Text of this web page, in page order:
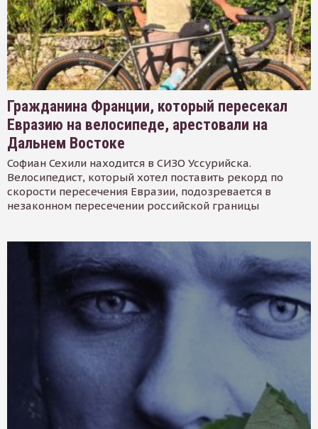
Гражданина Франции, который пересекал
Евразию на велосипеде, арестовали на
Дальнем Востоке
Софиан Сехили находится в СИЗО Уссурийска.
Велосипедист, который хотел поставить рекорд по
скорости пересечения Евразии, подозревается в
незаконном пересечении российской границы